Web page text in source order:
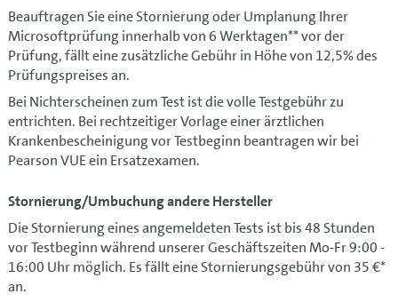
Beauftragen Sie eine Stornierung oder Umplanung Ihrer
Microsoftprüfung innerhalb von 6 Werktagen** vor der
Prüfung, fällt eine zusätzliche Gebühr in Höhe von 12,5% des
Prüfungspreises an.
Bei Nichterscheinen zum Test ist die volle Testgebühr zu
entrichten. Bei rechtzeitiger Vorlage einer ärztlichen
Krankenbescheinigung vor Testbeginn beantragen wir bei
Pearson VUE ein Ersatzexamen.
Stornierung/Umbuchung andere Hersteller
Die Stornierung eines angemeldeten Tests ist bis 48 Stunden
vor Testbeginn während unserer Geschäftszeiten Mo-Fr 9:00 -
16:00 Uhr möglich. Es fällt eine Stornierungsgebühr von 35 €*
an.